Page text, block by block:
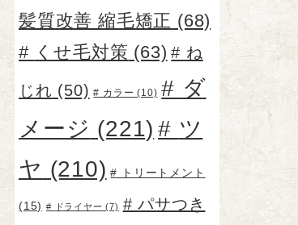
髪質改善 縮毛矯正 (68)
くせ毛対策 (63) ね
じれ (50) カラー (10)
ダ
メージ (221)
ツ
ヤ (210) トリートメント
(15) ドライヤー (7) パサつき